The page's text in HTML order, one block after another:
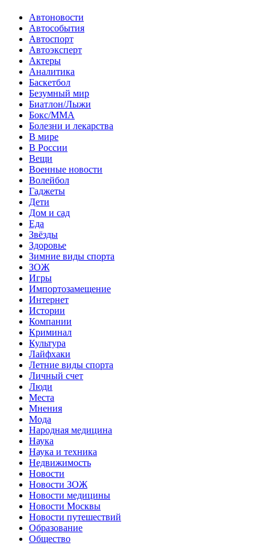
Автоновости
Автособытия
Автоспорт
Автоэксперт
Актеры
Аналитика
Баскетбол
Безумный мир
Биатлон/Лыжи
Бокс/MMA
Болезни и лекарства
В мире
В России
Вещи
Военные новости
Волейбол
Гаджеты
Дети
Дом и сад
Еда
Звёзды
Здоровье
Зимние виды спорта
ЗОЖ
Игры
Импортозамещение
Интернет
Истории
Компании
Криминал
Культура
Лайфхаки
Летние виды спорта
Личный счет
Люди
Места
Мнения
Мода
Народная медицина
Наука
Наука и техника
Недвижимость
Новости
Новости ЗОЖ
Новости медицины
Новости Москвы
Новости путешествий
Образование
Общество